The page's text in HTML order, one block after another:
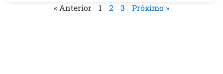
« Anterior 1 2 3 Próximo »